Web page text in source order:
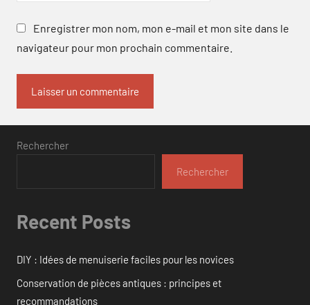
Enregistrer mon nom, mon e-mail et mon site dans le
navigateur pour mon prochain commentaire.
Rechercher
Rechercher
Recent Posts
DIY : Idées de menuiserie faciles pour les novices
Conservation de pièces antiques : principes et
recommandations